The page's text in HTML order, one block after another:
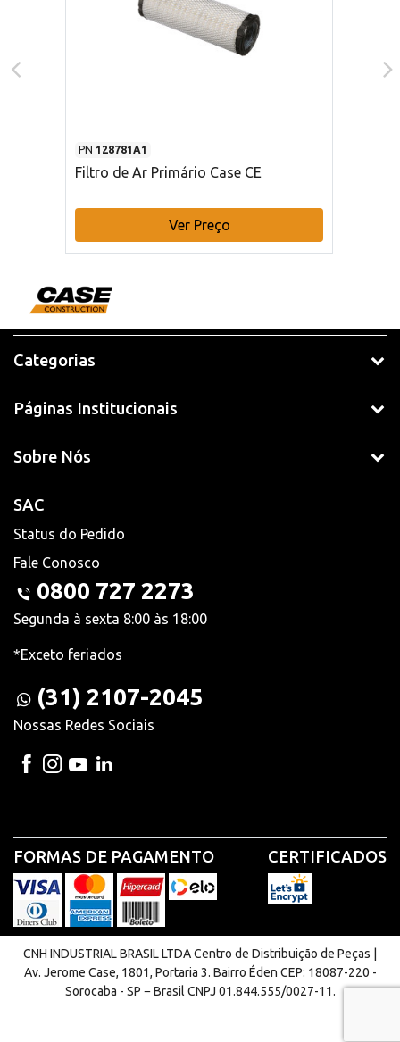
PN 128781A1
Filtro de Ar Primário Case CE
Ver Preço
Categorias
Páginas Institucionais
Sobre Nós
SAC
Status do Pedido
Fale Conosco
0800 727 2273
Segunda à sexta 8:00 às 18:00
*Exceto feriados
(31) 2107-2045
Nossas Redes Sociais
FORMAS DE PAGAMENTO CERTIFICADOS
CNH INDUSTRIAL BRASIL LTDA Centro de Distribuição de Peças |
Av. Jerome Case, 1801, Portaria 3. Bairro Éden CEP: 18087-220 -
Sorocaba - SP − Brasil CNPJ 01.844.555/0027-11.